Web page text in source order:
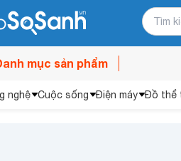
mục sản phẩm
nghệ Cuộc sống Điện máy Đồ thể